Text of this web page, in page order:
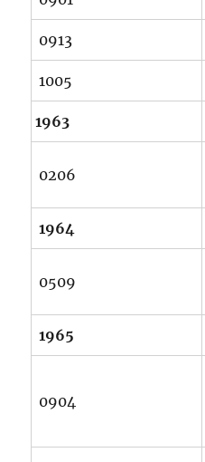
0913
1005
1963
0206
1964
0509
1965
0904